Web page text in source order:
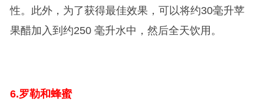
性。此外，为了获得最佳效果，可以将约30毫升苹
果醋加入到约250 毫升水中，然后全天饮用。
6.罗勒和蜂蜜